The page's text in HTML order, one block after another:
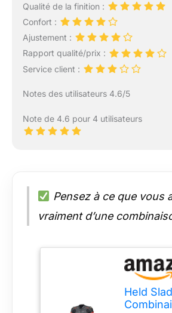
Qualité de la finition :
Confort :
Ajustement :
Rapport qualité/prix :
Service client :
Notes des utilisateurs 4.6/5
Note de 4.6 pour 4 utilisateurs
Pensez à ce que vous
vraiment d’une
Held